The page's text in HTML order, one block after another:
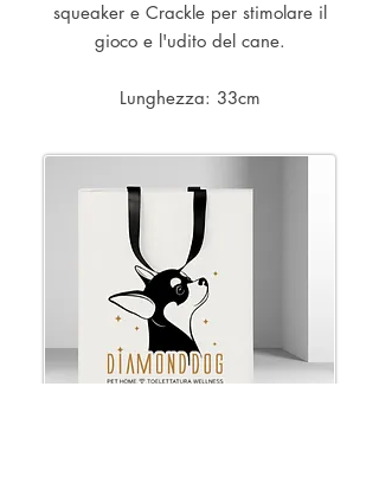
squeaker e Crackle per stimolare il
gioco e l'udito del cane.
Lunghezza: 33cm